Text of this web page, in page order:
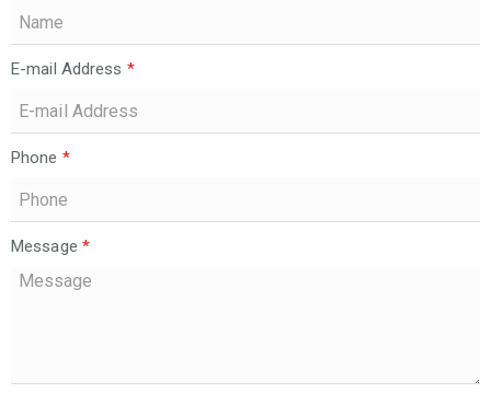
E-mail Address *
Phone *
Message *